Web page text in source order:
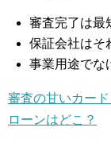
審査完了は最
保証会社はそ
事業用途でな
審査の甘いカー
ローンはどこ？